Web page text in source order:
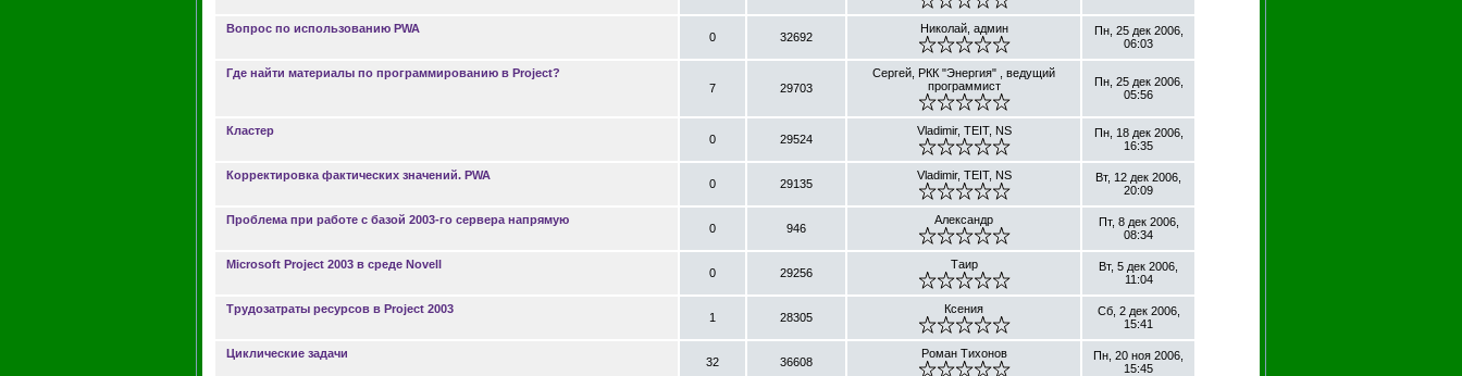
Вопрос по использованию PWA
0 32692
Николай, админ
Пн, 25 дек 2006,
06:03
Где найти материалы по программированию в Project?
7
29703
Сергей, РКК "Энергия" , ведущий
программист
Пн, 25 дек 2006,
05:56
Кластер
0 29524
Vladimir, TEIT, NS
Пн, 18 дек 2006,
16:35
Корректировка фактических значений. PWA
0 29135
Vladimir, TEIT, NS
Вт, 12 дек 2006,
20:09
Проблема при работе с базой 2003-го сервера напрямую
0 946
Александр
Пт, 8 дек 2006,
08:34
Microsoft Project 2003 в среде Novell
0 29256
Таир
Вт, 5 дек 2006,
11:04
Трудозатраты ресурсов в Project 2003
1 28305
Ксения
Сб, 2 дек 2006,
15:41
Циклические задачи
32 36608
Роман Тихонов
Пн, 20 ноя 2006,
15:45